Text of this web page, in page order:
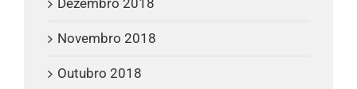
Dezembro 2018
Novembro 2018
Outubro 2018